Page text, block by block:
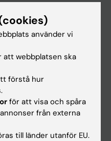
använder vi
att webbplatsen ska
förstå hur
för att visa och spåra
från externa
till länder utanför EU.